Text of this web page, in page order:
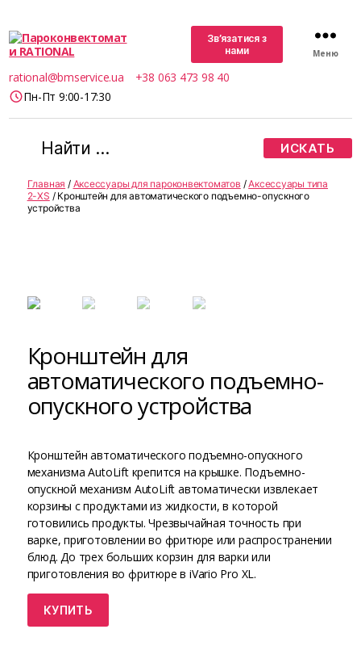
RATIONAL
Зв’язатися з
нами
rational@bmservice.ua
+38 063 473 98 40
Пн-Пт 9:00-17:30
Меню
Поиск:
Главная / Аксессуары для пароконвектоматов /Аксессуары типа
2-XS / Кронштейн для автоматического подъемно-опускного
устройства
Кронштейн для
автоматического подъемно-
опускного устройства
Кронштейн автоматического подъемно-опускного
механизма AutoLift крепится на крышке. Подъемно-
опускной механизм AutoLift автоматически извлекает
корзины с продуктами из жидкости, в которой
готовились продукты. Чрезвычайная точность при
варке, приготовлении во фритюре или распространении
блюд. До трех больших корзин для варки или
приготовления во фритюре в iVario Pro XL.
КУПИТЬ